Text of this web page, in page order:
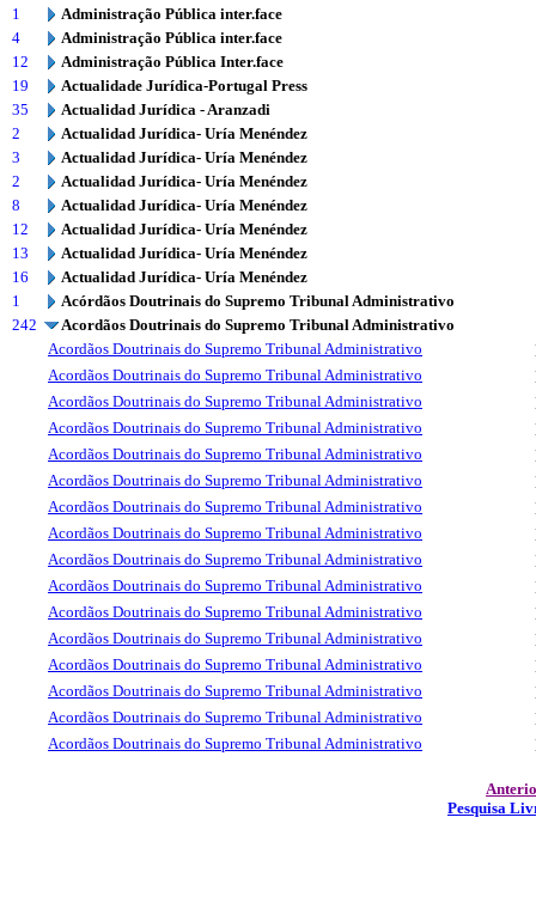
1
Administração Pública inter.face
4
Administração Pública inter.face
12
Administração Pública Inter.face
19
Actualidade Jurídica-Portugal Press
35
Actualidad Jurídica - Aranzadi
2
Actualidad Jurídica- Uría Menéndez
3
Actualidad Jurídica- Uría Menéndez
2
Actualidad Jurídica- Uría Menéndez
8
Actualidad Jurídica- Uría Menéndez
12
Actualidad Jurídica- Uría Menéndez
13
Actualidad Jurídica- Uría Menéndez
16
Actualidad Jurídica- Uría Menéndez
1
Acórdãos Doutrinais do Supremo Tribunal Administrativo
242
Acordãos Doutrinais do Supremo Tribunal Administrativo
Acordãos Doutrinais do Supremo Tribunal Administrativo
Acordãos Doutrinais do Supremo Tribunal Administrativo
Acordãos Doutrinais do Supremo Tribunal Administrativo
Acordãos Doutrinais do Supremo Tribunal Administrativo
Acordãos Doutrinais do Supremo Tribunal Administrativo
Acordãos Doutrinais do Supremo Tribunal Administrativo
Acordãos Doutrinais do Supremo Tribunal Administrativo
Acordãos Doutrinais do Supremo Tribunal Administrativo
Acordãos Doutrinais do Supremo Tribunal Administrativo
Acordãos Doutrinais do Supremo Tribunal Administrativo
Acordãos Doutrinais do Supremo Tribunal Administrativo
Acordãos Doutrinais do Supremo Tribunal Administrativo
Acordãos Doutrinais do Supremo Tribunal Administrativo
Acordãos Doutrinais do Supremo Tribunal Administrativo
Acordãos Doutrinais do Supremo Tribunal Administrativo
Acordãos Doutrinais do Supremo Tribunal Administrativo
Pesquisa